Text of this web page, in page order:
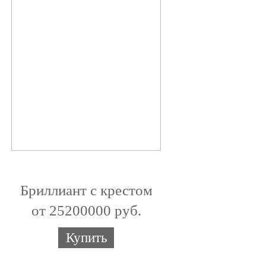
Бриллиант с крестом
от 25200000 руб.
Купить